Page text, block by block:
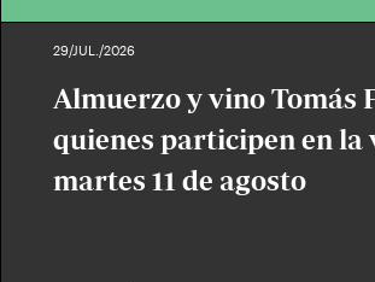
29/JUL./2026
Almuerzo y vino Tomás
quienes participen en la
martes 11 de agosto